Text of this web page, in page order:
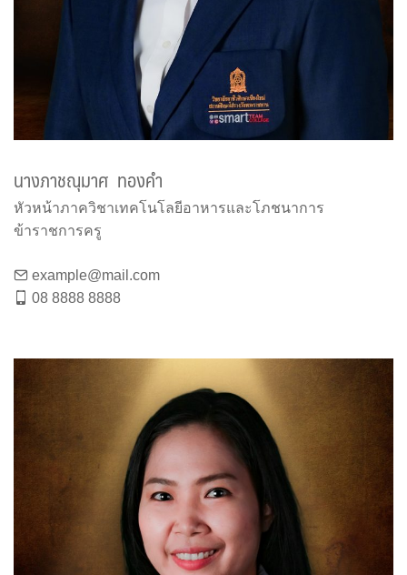
นางภาชณุมาศ ทองคำ
หัวหน้าภาควิชาเทคโนโลยีอาหารและโภชนาการ
ข้าราชการครู
example@mail.com
08 8888 8888